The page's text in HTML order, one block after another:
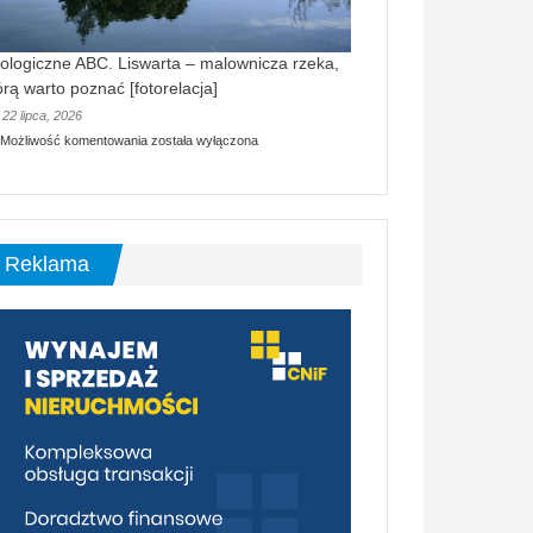
ABC. Liswarta – malownicza rzeka,
warto poznać [fotorelacja]
22 lipca, 2026
Możliwość komentowania Ekologiczne
–
[fotorelacja]
została wyłączona
Reklama